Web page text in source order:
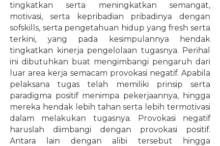
tingkatkan serta meningkatkan semangat,
motivasi, serta kepribadian pribadinya dengan
sofskills, serta pengetahuan hidup yang fresh serta
terkini, yang pada kesimpulannya hendak
tingkatkan kinerja pengelolaan tugasnya. Perihal
ini dibutuhkan buat mengimbangi pengaruh dari
luar area kerja semacam provokasi negatif. Apabila
pelaksana tugas telah memiliki prinsip serta
paradigma positif menimpa pekerjaannya, hingga
mereka hendak lebih tahan serta lebih termotivasi
dalam melakukan tugasnya. Provokasi negatif
haruslah diimbangi dengan provokasi positif.
Antara lain dengan alibi tersebut hingga